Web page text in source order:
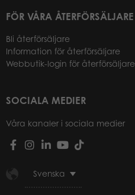
FÖR VÅRA ÅTERFÖRSÄLJARE
Bli återförsäljare
Information för återförsäljare
Webbutik-login för återförsäljare
SOCIALA MEDIER
Våra kanaler i sociala medier
Svenska